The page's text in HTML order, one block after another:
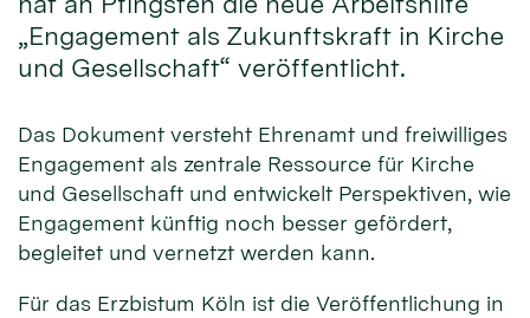
„Engagement als Zukunftskraft in Kirche
und Gesellschaft“ veröffentlicht.
Das Dokument versteht Ehrenamt und freiwilliges
Engagement als zentrale Ressource für Kirche
und Gesellschaft und entwickelt Perspektiven, wie
Engagement künftig noch besser gefördert,
begleitet und vernetzt werden kann.
Für das Erzbistum Köln ist die Veröffentlichung in